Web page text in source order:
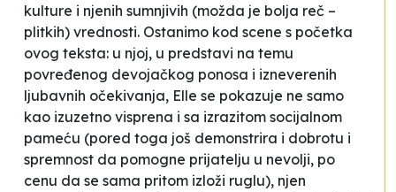
kulture i njenih sumnjivih (možda je bolja reč –
plitkih) vrednosti. Ostanimo kod scene s početka
ovog teksta: u njoj, u predstavi na temu
povređenog devojačkog ponosa i izneverenih
ljubavnih očekivanja, Elle se pokazuje ne samo
kao izuzetno visprena i sa izrazitom socijalnom
pameću (pored toga još demonstrira i dobrotu i
spremnost da pomogne prijatelju u nevolji, po
cenu da se sama pritom izloži ruglu), njen